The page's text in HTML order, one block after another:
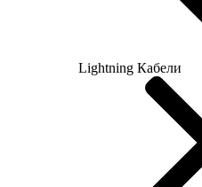
Lightning Кабели